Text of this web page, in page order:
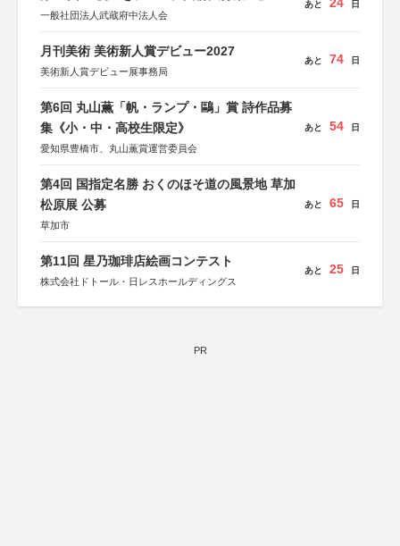
一般社団法人武蔵府中法人会
あと 日
月刊美術 美術新人賞デビュー2027
美術新人賞デビュー展事務局
あと 74 日
第6回 丸山薫「帆・ランプ・鷗」賞 詩作品募
集《小・中・高校生限定》
愛知県豊橋市、丸山薫賞運営委員会
あと 54 日
第4回 国指定名勝 おくのほそ道の風景地 草加
松原展 公募
草加市
あと 65 日
第11回 星乃珈琲店絵画コンテスト
株式会社ドトール・日レスホールディングス
あと 25 日
PR